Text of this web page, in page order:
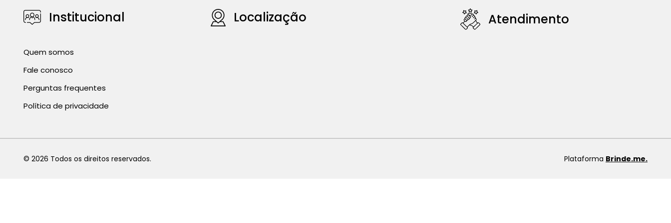
Institucional
Quem somos
Fale conosco
Perguntas frequentes
Política de privacidade
Localização Atendimento
© 2026 Todos os direitos reservados. Plataforma Brinde.me.